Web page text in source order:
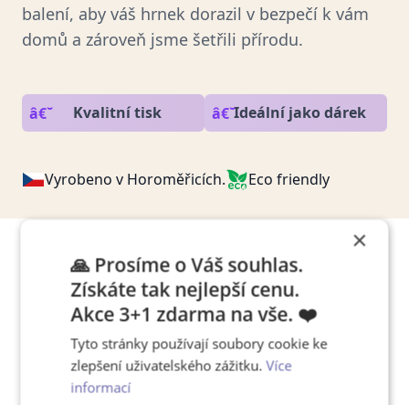
balení, aby váš hrnek dorazil v bezpečí k vám
domů a zároveň jsme šetřili přírodu.
Kvalitní tisk Ideální jako dárek
Vyrobeno v Horoměřicích. Eco friendly
Tipy, jak pracovat s editorem
Chcete se rychle naučit,
jak používat náš editor?
×
🙏 Prosíme o Váš souhlas.
Získáte tak nejlepší cenu.
Akce 3+1 zdarma na vše. ❤️
Tyto stránky používají soubory cookie ke
zlepšení uživatelského zážitku.Více
informací